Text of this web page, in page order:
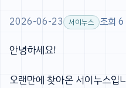
2026-06-23 서이누스 조회 6
안녕하세요!
오랜만에 찾아온 서이누스입